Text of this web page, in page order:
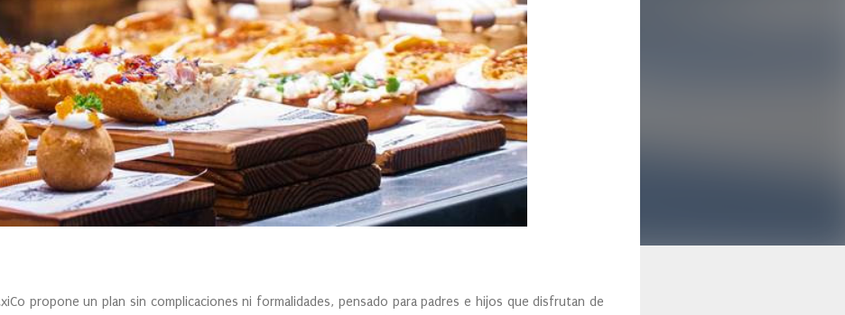
propone un plan sin complicaciones ni formalidades, pensado para padres e hijos que disfrutan de